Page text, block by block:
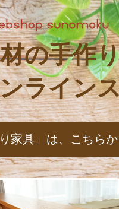
の手作
ライン
家具」は、 こちら